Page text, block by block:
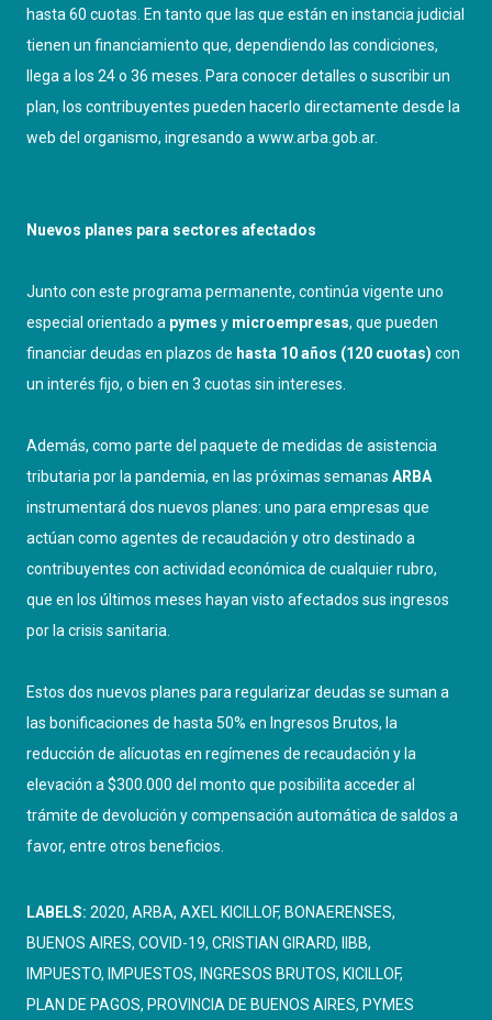
hasta 60 cuotas. En tanto que las que están en instancia judicial
tienen un financiamiento que, dependiendo las condiciones,
llega a los 24 o 36 meses. Para conocer detalles o suscribir un
plan, los contribuyentes pueden hacerlo directamente desde la
web del organismo, ingresando a www.arba.gob.ar.
Nuevos planes para sectores afectados
Junto con este programa permanente, continúa vigente uno
especial orientado a pymes y microempresas, que pueden
financiar deudas en plazos de hasta 10 años (120 cuotas) con
un interés fijo, o bien en 3 cuotas sin intereses.
Además, como parte del paquete de medidas de asistencia
tributaria por la pandemia, en las próximas semanas ARBA
instrumentará dos nuevos planes: uno para empresas que
actúan como agentes de recaudación y otro destinado a
contribuyentes con actividad económica de cualquier rubro,
que en los últimos meses hayan visto afectados sus ingresos
por la crisis sanitaria.
Estos dos nuevos planes para regularizar deudas se suman a
las bonificaciones de hasta 50% en Ingresos Brutos, la
reducción de alícuotas en regímenes de recaudación y la
elevación a $300.000 del monto que posibilita acceder al
trámite de devolución y compensación automática de saldos a
favor, entre otros beneficios.
LABELS: 2020 ARBA AXEL KICILLOF BONAERENSES
BUENOS AIRES COVID-19 CRISTIAN GIRARD
IIBB
IMPUESTO
IMPUESTOS INGRESOS BRUTOS KICILLOF
PLAN DE PAGOS PROVINCIA DE BUENOS AIRES PYMES